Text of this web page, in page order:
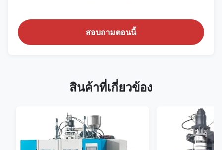
สอบถามตอนนี้
สินค้าที่เกี่ยวข้อง